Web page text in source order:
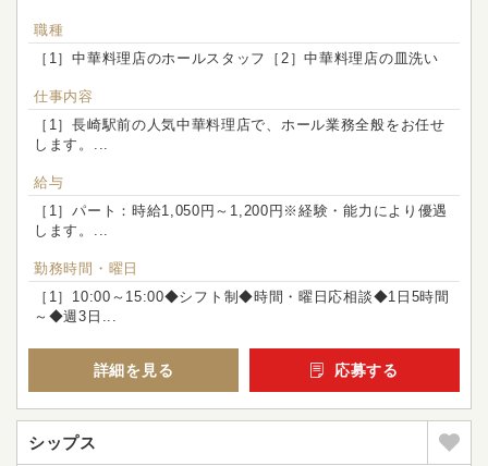
職種
［1］中華料理店のホールスタッフ［2］中華料理店の皿洗い
仕事内容
［1］長崎駅前の人気中華料理店で、ホール業務全般をお任せ
します。...
給与
［1］パート：時給1,050円～1,200円※経験・能力により優遇
します。...
勤務時間・曜日
［1］10:00～15:00◆シフト制◆時間・曜日応相談◆1日5時間
～◆週3日...
詳細を見る 応募する
シップス